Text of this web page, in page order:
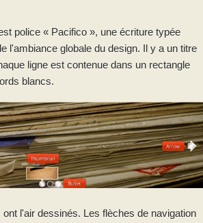
police « Pacifico », une écriture typée
l'ambiance globale du design. Il y a un titre
ligne est contenue dans un rectangle
blancs.
l'air dessinés. Les flèches de navigation